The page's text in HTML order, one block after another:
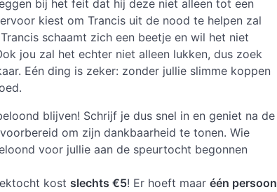
bij het feit dat hij deze niet alleen tot een
kiest om Trancis uit de nood te helpen zal
schaamt zich een beetje en wil het niet
jou zal het echter niet alleen lukken, dus zoek
Eén ding is zeker: zonder jullie slimme koppen
blijven! Schrijf je dus snel in en geniet na de
om zijn dankbaarheid te tonen. Wie
voor jullie aan de speurtocht begonnen
kost slechts €5! Er hoeft maaréén persoon